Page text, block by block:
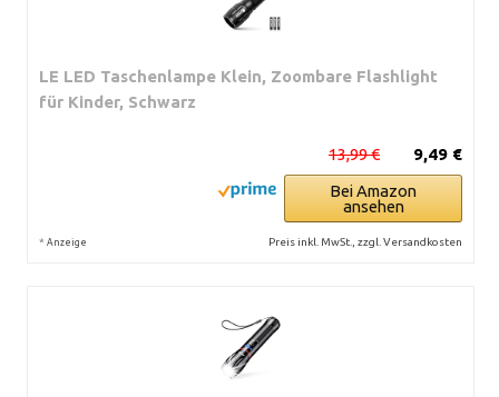
LE LED Taschenlampe Klein, Zoombare Flashlight
für Kinder, Schwarz
9,49 €
13,99 €
Bei Amazon
ansehen
* Anzeige Preis inkl. MwSt., zzgl. Versandkosten